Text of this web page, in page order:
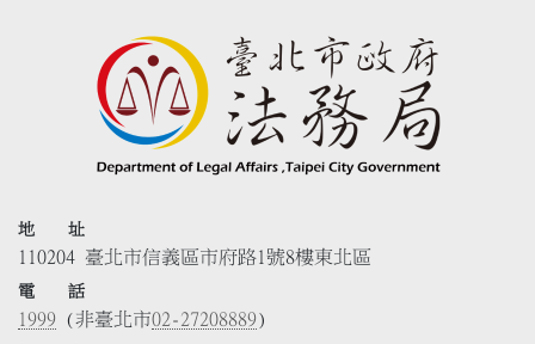
地 址
110204 臺北市信義區市府路1號8樓東北區
電 話
1999 (非臺北市02-27208889)